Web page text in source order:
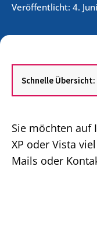
Veröffentlicht: 4.
Schnelle Übersicht:
Sie möchten auf
XP oder Vista
Mails oder